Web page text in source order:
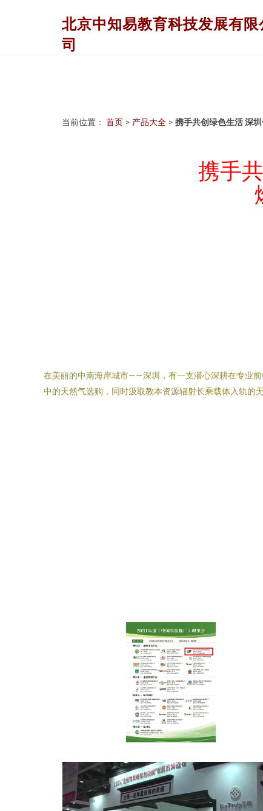
北京中知易教育科技发展有限
司
当前位置： 首页 > 产品大全 > 携手共创绿色生活 深
携手
在美丽的中南海岸城市——深圳，有一支潜心深耕在专业
中的天然气选购，同时汲取教本资源辐射长乘载体入轨的